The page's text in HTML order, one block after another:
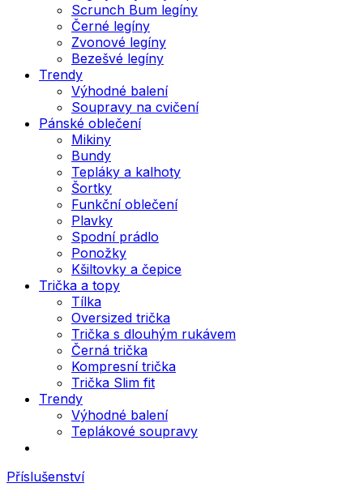
Scrunch Bum legíny
Černé legíny
Zvonové legíny
Bezešvé legíny
Trendy
Výhodné balení
Soupravy na cvičení
Pánské oblečení
Mikiny
Bundy
Tepláky a kalhoty
Šortky
Funkční oblečení
Plavky
Spodní prádlo
Ponožky
Kšiltovky a čepice
Trička a topy
Tílka
Oversized trička
Trička s dlouhým rukávem
Černá trička
Kompresní trička
Trička Slim fit
Trendy
Výhodné balení
Teplákové soupravy
Příslušenství